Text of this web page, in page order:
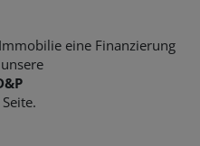
eine Finanzierung